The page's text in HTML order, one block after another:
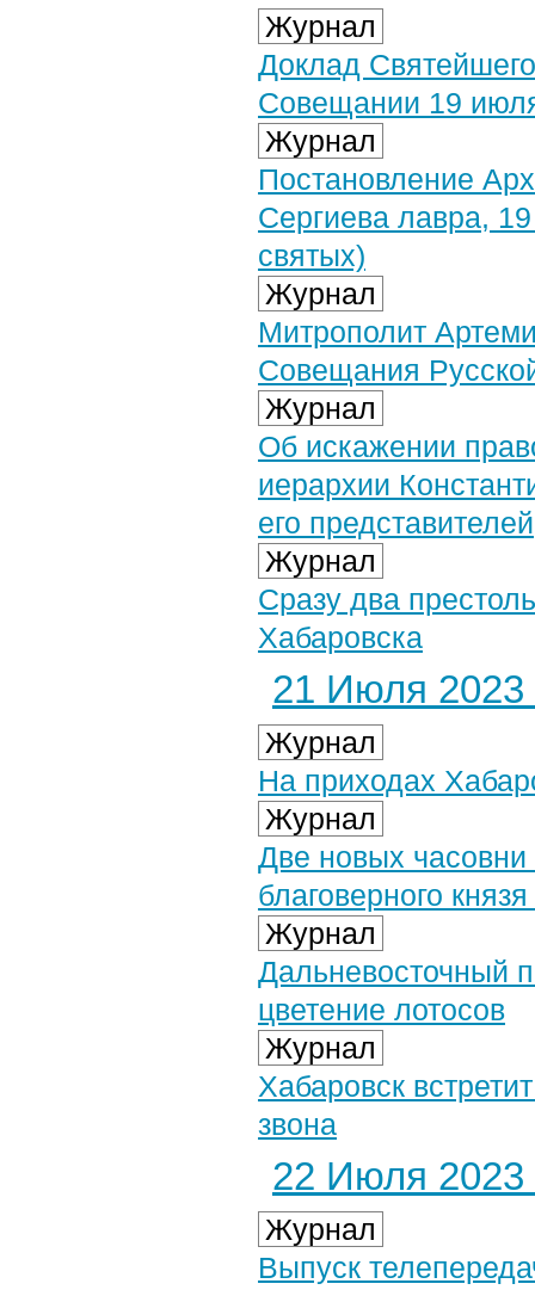
Журнал
Доклад
Совещании 19
Журнал
Постановление
Сергиева лавра,
святых)
Журнал
Митрополит
Совещания
Журнал
Об искажении
иерархии
его представителей
Журнал
Сразу два
Хабаровска
21 Июля 2023
Журнал
На приходах
Журнал
Две новых часовни
благоверного
Журнал
Дальневосточный
цветение лотосов
Журнал
Хабаровск
звона
22 Июля 2023
Журнал
Выпуск